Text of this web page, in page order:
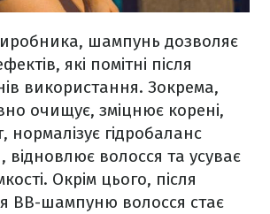
шампунь дозволяє
які помітні після
використання. Зокрема,
очищує, зміцнює корені,
нормалізує гідробаланс
відновлює волосся та усуває
Окрім цього, після
ВВ-шампуню волосся стає